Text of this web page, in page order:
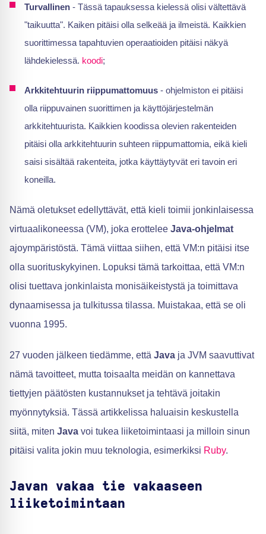
Turvallinen - Tässä tapauksessa kielessä olisi vältettävä
"taikuutta". Kaiken pitäisi olla selkeää ja ilmeistä. Kaikkien
suorittimessa tapahtuvien operaatioiden pitäisi näkyä
lähdekielessä. koodi;
Arkkitehtuurin riippumattomuus - ohjelmiston ei pitäisi
olla riippuvainen suorittimen ja käyttöjärjestelmän
arkkitehtuurista. Kaikkien koodissa olevien rakenteiden
pitäisi olla arkkitehtuurin suhteen riippumattomia, eikä kieli
saisi sisältää rakenteita, jotka käyttäytyvät eri tavoin eri
koneilla.
Nämä oletukset edellyttävät, että kieli toimii jonkinlaisessa
virtuaalikoneessa (VM), joka erottelee Java-ohjelmat
ajoympäristöstä. Tämä viittaa siihen, että VM:n pitäisi itse
olla suorituskykyinen. Lopuksi tämä tarkoittaa, että VM:n
olisi tuettava jonkinlaista monisäikeistystä ja toimittava
dynaamisessa ja tulkitussa tilassa. Muistakaa, että se oli
vuonna 1995.
27 vuoden jälkeen tiedämme, että Java ja JVM saavuttivat
nämä tavoitteet, mutta toisaalta meidän on kannettava
tiettyjen päätösten kustannukset ja tehtävä joitakin
myönnytyksiä. Tässä artikkelissa haluaisin keskustella
siitä, miten Java voi tukea liiketoimintaasi ja milloin sinun
pitäisi valita jokin muu teknologia, esimerkiksi Ruby.
Javan vakaa tie vakaaseen
liiketoimintaan